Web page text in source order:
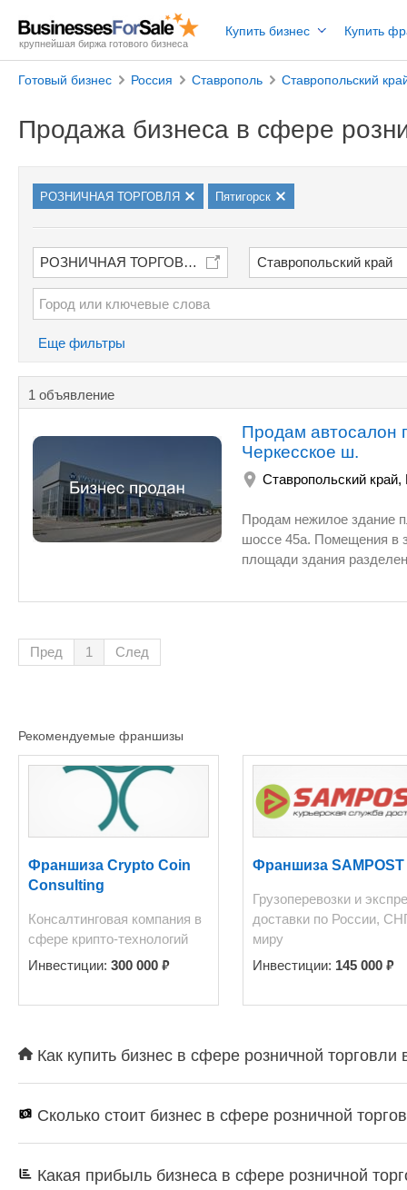
крупнейшая биржа готового бизнеса
Купить бизнес Купить
Готовый бизнес Россия Ставрополь Ставропольский
Продажа бизнеса в сфере
РОЗНИЧНАЯ ТОРГОВЛЯ Пятигорск
РОЗНИЧНАЯ ТОРГОВЛЯ Ставропольский край
Еще фильтры
1 объявление
Продам автосалон
Черкесское ш.
Ставропольский край,
Продам нежилое здание пл. 5075
шоссе 45а. Помещения в здании имеют многофункциональное назначение, в настоящий момент
площади здания разделены на модули и используются арендаторами по продаже сантехники,
ЦЕНТР АВТОЛЮКС - официальный дилер CHERY в
вентиляция, пульт видеонаблюдения, пожарная и охранная сигнализации. Назначение
Пред 1 След
Рекомендуемые франшизы
Франшиза Crypto Coin
Consulting
Консалтинговая компания в
сфере крипто-технологий
Инвестиции: 300 000 ₽
Франшиза SAMPOST
Грузоперевозки и
доставки по России,
миру
Инвестиции: 145 000 ₽
Как купить бизнес в сфере розничной
Сколько стоит бизнес в сфере розничной
Какая прибыль бизнеса в сфере розничной